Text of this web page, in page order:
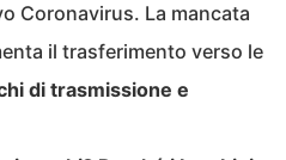
Coronavirus. La mancata
il trasferimento verso le
di trasmissione e